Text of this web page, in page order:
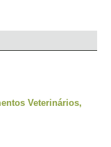
Veterinários,